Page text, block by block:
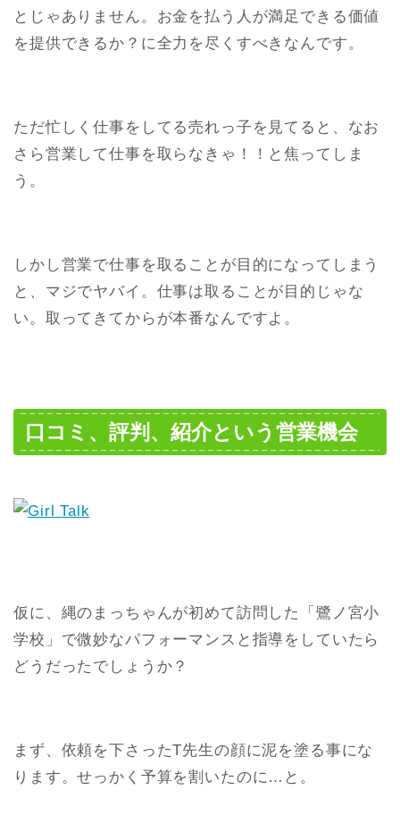
とじゃありません。お金を払う人が満足できる価値
を提供できるか？に全力を尽くすべきなんです。
ただ忙しく仕事をしてる売れっ子を見てると、なお
さら営業して仕事を取らなきゃ！！と焦ってしま
う。
しかし営業で仕事を取ることが目的になってしまう
と、マジでヤバイ。仕事は取ることが目的じゃな
い。取ってきてからが本番なんですよ。
口コミ、評判、紹介という営業機会
仮に、縄のまっちゃんが初めて訪問した「鷺ノ宮小
学校」で微妙なパフォーマンスと指導をしていたら
どうだったでしょうか？
まず、依頼を下さったT先生の顔に泥を塗る事にな
ります。せっかく予算を割いたのに…と。